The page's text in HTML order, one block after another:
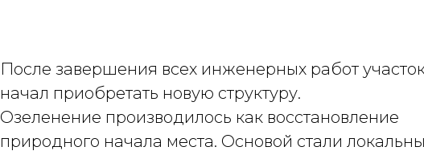
После завершения всех инженерных работ
начал приобретать новую структуру.
Озеленение производилось как восстановление
природного начала места. Основой стали